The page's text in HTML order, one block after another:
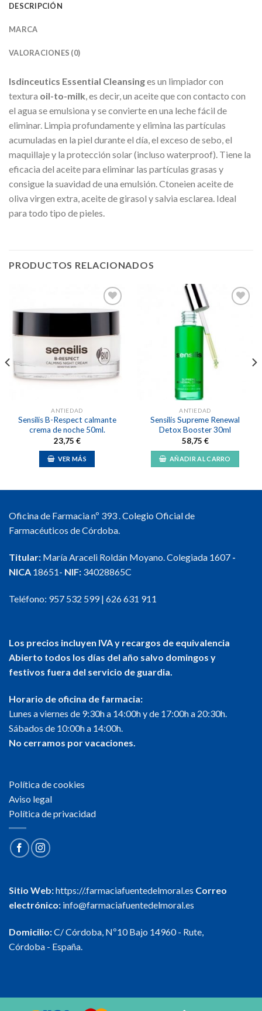
DESCRIPCIÓN
MARCA
VALORACIONES (0)
Isdinceutics Essential Cleansinges un limpiador con
textura oil-to-milk , es decir, un aceite que con contacto con
el agua se emulsiona y se convierte en una leche fácil de
eliminar. Limpia profundamente y elimina las partículas
acumuladas en la piel durante el día, el exceso de sebo, el
maquillaje y la protección solar (incluso waterproof). Tiene la
eficacia del aceite para eliminar las partículas grasas y
consigue la suavidad de una emulsión. Ctoneien aceite de
oliva virgen extra, aceite de girasol y salvia esclarea. Ideal
para todo tipo de pieles.
PRODUCTOS RELACIONADOS
Añadir
lista de
deseos
ANTIEDAD
Sensilis B-Respect calmante
crema de noche 50ml.
23,75 €
VER MÁS
ANTIEDAD
Sensilis Supreme Renewal
Detox Booster 30ml
58,75 €
AÑADIR AL CARRO
Oficina de Farmacia nº 393 . Colegio Oficial de
Farmacéuticos de Córdoba.
Titular: María Araceli Roldán Moyano. Colegiada 1607 -
NICA 18651- NIF: 34028865C
Teléfono: 957 532 599| 626 631 911
Los precios incluyen IVA y recargos de equivalencia
Abierto todos los días del año salvo domingos y
festivos fuera del servicio de guardia.
Horario de oficina de farmacia:
Lunes a viernes de 9:30h a 14:00h y de 17:00h a 20:30h.
Sábados de 10:00h a 14:00h.
No cerramos por vacaciones.
Política de cookies
Aviso legal
Política de privacidad
Sitio Web:https://.farmaciafuentedelmoral.es Correo
electrónico: info@farmaciafuentedelmoral.es
Domicilio:C/ Córdoba, Nº10 Bajo 14960 - Rute,
Córdoba - España.